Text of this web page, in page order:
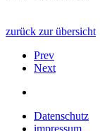
zurück zur übersicht
Prev
Next
Datenschutz
impressum